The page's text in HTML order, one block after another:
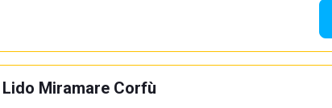
Lido Miramare Corfù